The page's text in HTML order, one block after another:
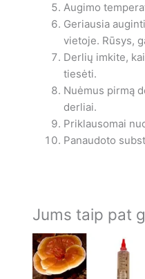
Augimo
Geriausia
vietoje. Rūsys,
Derlių imkite,
tiesėti.
Nuėmus pirmą
derliai.
Priklausomai
Panaudoto
Jums taip pat